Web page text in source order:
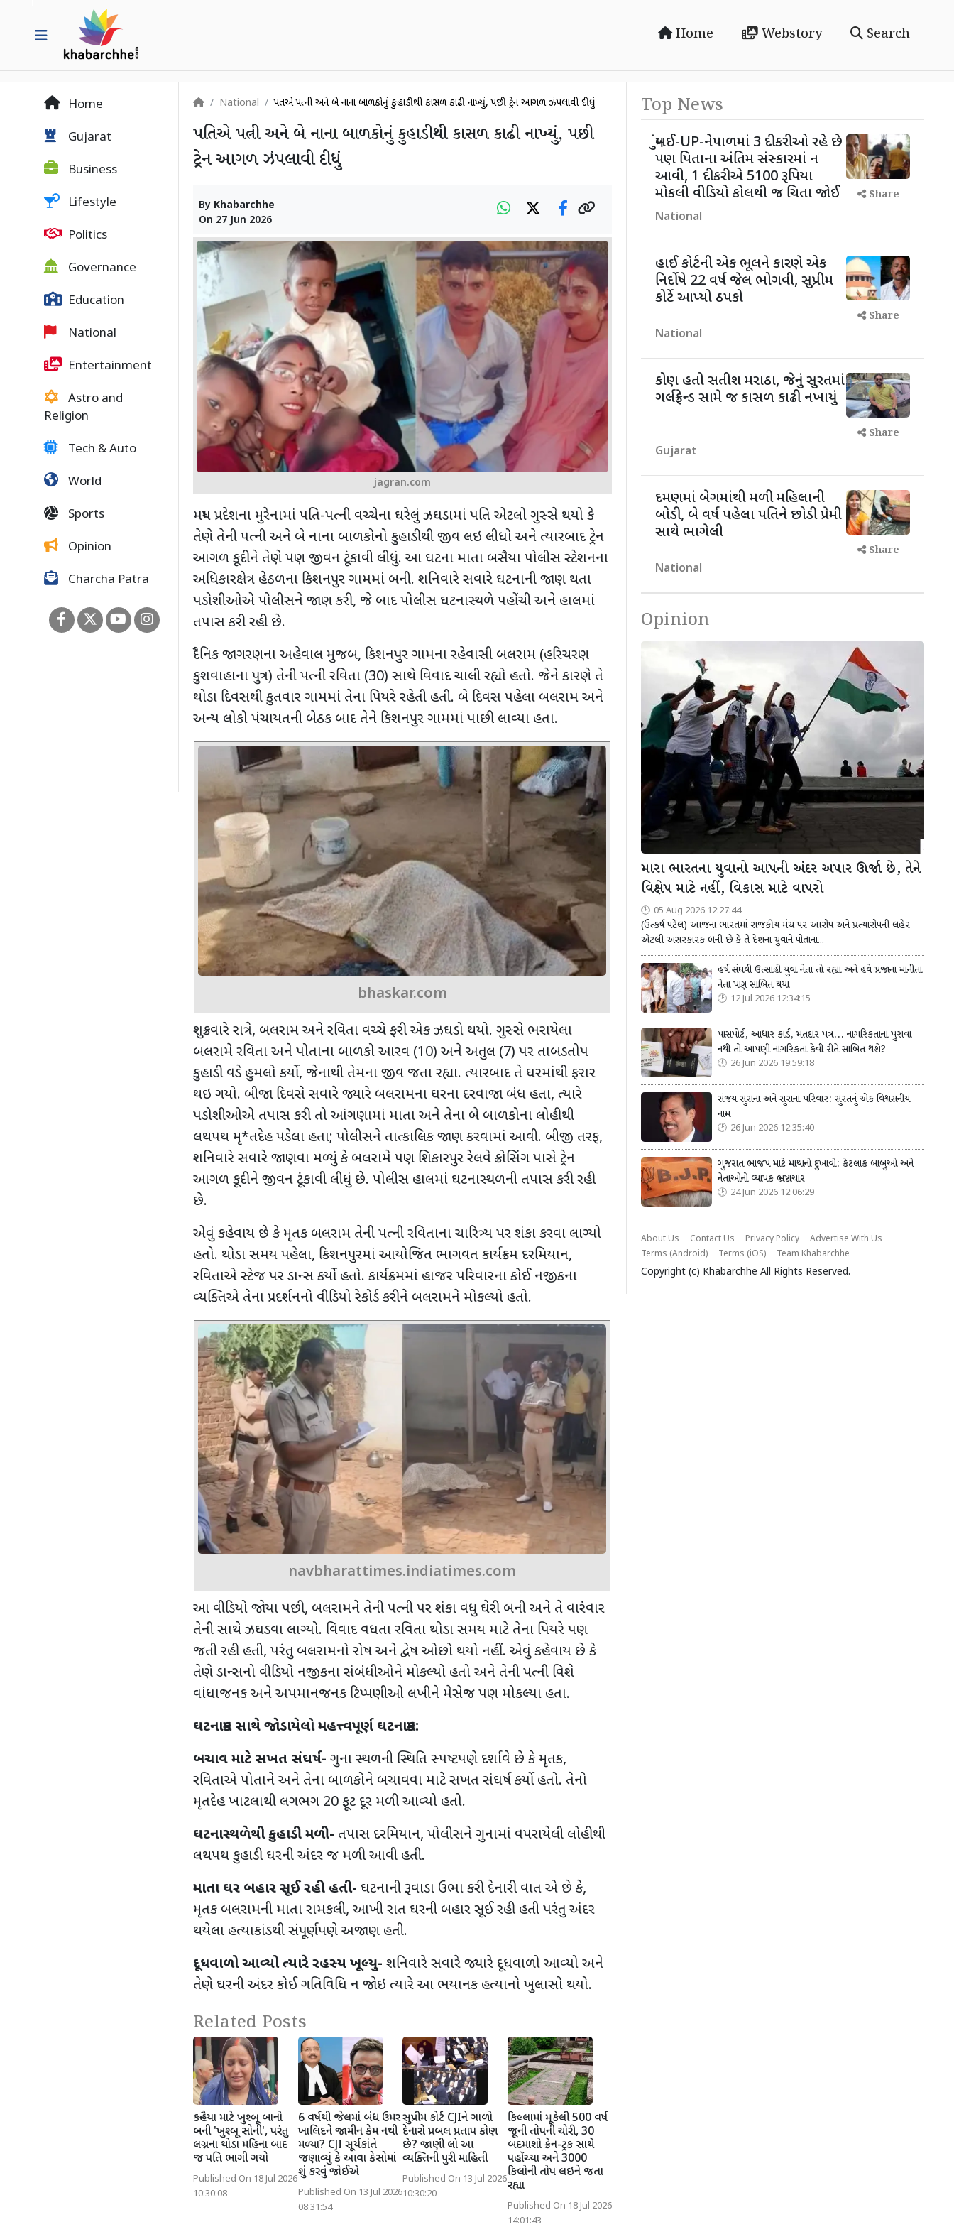
Home Webstory Search
Home
Gujarat
Business
Lifestyle
Politics
Governance
Education
National
Entertainment
Astro and
Religion
Tech & Auto
World
Sports
Opinion
Charcha Patra
National પતિએ પત્ની અને બે નાના બાળકોનું કુહાડીથી કાસળ કાઢી નાખ્યું, પછી ટ્રેન આગળ ઝંપલાવી દીધું
પતિએ પત્ની અને બે નાના બાળકોનું કુહાડીથી કાસળ કાઢી નાખ્યું, પછી
ટ્રેન આગળ ઝંપલાવી દીધું
By Khabarchhe
On 27 Jun 2026
jagran.com
મધ્ય પ્રદેશના મુરેનામાં પતિ-પત્ની વચ્ચેના ઘરેલું ઝઘડામાં પતિ એટલો ગુસ્સે થયો કે
તેણે તેની પત્ની અને બે નાના બાળકોનો કુહાડીથી જીવ લઇ લીધો અને ત્યારબાદ ટ્રેન
આગળ કૂદીને તેણે પણ જીવન ટૂંકાવી લીધું. આ ઘટના માતા બસૈયા પોલીસ સ્ટેશનના
અધિકારક્ષેત્ર હેઠળના કિશનપુર ગામમાં બની. શનિવારે સવારે ઘટનાની જાણ થતા
પડોશીઓએ પોલીસને જાણ કરી, જે બાદ પોલીસ ઘટનાસ્થળે પહોંચી અને હાલમાં
તપાસ કરી રહી છે.
દૈનિક જાગરણના અહેવાલ મુજબ, કિશનપુર ગામના રહેવાસી બલરામ (હરિચરણ
કુશવાહાના પુત્ર) તેની પત્ની રવિતા (30) સાથે વિવાદ ચાલી રહ્યો હતો. જેને કારણે તે
થોડા દિવસથી કુતવાર ગામમાં તેના પિયરે રહેતી હતી. બે દિવસ પહેલા બલરામ અને
અન્ય લોકો પંચાયતની બેઠક બાદ તેને કિશનપુર ગામમાં પાછી લાવ્યા હતા.
bhaskar.com
શુક્રવારે રાત્રે, બલરામ અને રવિતા વચ્ચે ફરી એક ઝઘડો થયો. ગુસ્સે ભરાયેલા
બલરામે રવિતા અને પોતાના બાળકો આરવ (10) અને અતુલ (7) પર તાબડતોપ
કુહાડી વડે હુમલો કર્યો, જેનાથી તેમના જીવ જતા રહ્યા. ત્યારબાદ તે ઘરમાંથી ફરાર
થઇ ગયો. બીજા દિવસે સવારે જ્યારે બલરામના ઘરના દરવાજા બંધ હતા, ત્યારે
પડોશીઓએ તપાસ કરી તો આંગણામાં માતા અને તેના બે બાળકોના લોહીથી
લથપથ મૃ*તદેહ પડેલા હતા; પોલીસને તાત્કાલિક જાણ કરવામાં આવી. બીજી તરફ,
શનિવારે સવારે જાણવા મળ્યું કે બલરામે પણ શિકારપુર રેલવે ક્રોસિંગ પાસે ટ્રેન
આગળ કૂદીને જીવન ટૂંકાવી લીધું છે. પોલીસ હાલમાં ઘટનાસ્થળની તપાસ કરી રહી
છે.
એવું કહેવાય છે કે મૃતક બલરામ તેની પત્ની રવિતાના ચારિત્ર્ય પર શંકા કરવા લાગ્યો
હતો. થોડા સમય પહેલા, કિશનપુરમાં આયોજિત ભાગવત કાર્યક્રમ દરમિયાન,
રવિતાએ સ્ટેજ પર ડાન્સ કર્યો હતો. કાર્યક્રમમાં હાજર પરિવારના કોઈ નજીકના
વ્યક્તિએ તેના પ્રદર્શનનો વીડિયો રેકોર્ડ કરીને બલરામને મોકલ્યો હતો.
navbharattimes.indiatimes.com
આ વીડિયો જોયા પછી, બલરામને તેની પત્ની પર શંકા વધુ ઘેરી બની અને તે વારંવાર
તેની સાથે ઝઘડવા લાગ્યો. વિવાદ વધતા રવિતા થોડા સમય માટે તેના પિયરે પણ
જતી રહી હતી, પરંતુ બલરામનો રોષ અને દ્વેષ ઓછો થયો નહીં. એવું કહેવાય છે કે
તેણે ડાન્સનો વીડિયો નજીકના સંબંધીઓને મોકલ્યો હતો અને તેની પત્ની વિશે
વાંધાજનક અને અપમાનજનક ટિપ્પણીઓ લખીને મેસેજ પણ મોકલ્યા હતા.
ઘટનાક્રમ સાથે જોડાયેલો મહત્ત્વપૂર્ણ ઘટનાક્રમ:
બચાવ માટે સખત સંઘર્ષ- ગુના સ્થળની સ્થિતિ સ્પષ્ટપણે દર્શાવે છે કે મૃતક,
રવિતાએ પોતાને અને તેના બાળકોને બચાવવા માટે સખત સંઘર્ષ કર્યો હતો. તેનો
મૃતદેહ ખાટલાથી લગભગ 20 ફૂટ દૂર મળી આવ્યો હતો.
ઘટનાસ્થળેથી કુહાડી મળી- તપાસ દરમિયાન, પોલીસને ગુનામાં વપરાયેલી લોહીથી
લથપથ કુહાડી ઘરની અંદર જ મળી આવી હતી.
માતા ઘર બહાર સૂઈ રહી હતી- ઘટનાની રૂવાડા ઉભા કરી દેનારી વાત એ છે કે,
મૃતક બલરામની માતારામકલી, આખી રાત ઘરની બહાર સૂઈ રહી હતી પરંતુ અંદર
થયેલા હત્યાકાંડથી સંપૂર્ણપણે અજાણ હતી.
દૂધવાળો આવ્યો ત્યારે રહસ્ય ખૂલ્યુ- શનિવારે સવારે જ્યારે દૂધવાળો આવ્યો અને
તેણે ઘરની અંદર કોઈ ગતિવિધિ ન જોઇ ત્યારે આ ભયાનક હત્યાનો ખુલાસો થયો.
Related Posts
કન્હૈયા માટે ખુશ્બૂ બાનો
બની 'ખુશ્બૂ સોની', પરંતુ
લગ્નના થોડા મહિના બાદ
જ પતિ ભાગી ગયો
Published On 18 Jul 2026
10:30:08
6 વર્ષથી જેલમાં બંધ ઉમર
ખાલિદને જામીન કેમ નથી
મળ્યા? CJI સૂર્યકાંતે
જણાવ્યું કે આવા કેસોમાં
શું કરવું જોઈએ
Published On 13 Jul 2026
08:31:54
સુપ્રીમ કોર્ટ CJIને ગાળો
દેનારો પ્રબલ પ્રતાપ કોણ
છે? જાણી લો આ
વ્યક્તિની પુરી માહિતી
Published On 13 Jul 2026
10:30:20
કિલ્લામાં મૂકેલી 500 વર્ષ
જૂની તોપની ચોરી, 30
બદમાશો ક્રેન-ટ્રક સાથે
પહોંચ્યા અને 3000
કિલોની તોપ લઇને જતા
રહ્યા
Published On 18 Jul 2026
14:01:43
Top News
મુંબઈ-UP-નેપાળમાં 3 દીકરીઓ રહે છે
પણ પિતાના અંતિમ સંસ્કારમાં ન
આવી, 1 દીકરીએ 5100 રૂપિયા
મોકલી વીડિયો કોલથી જ ચિતા જોઈ
National
Share
હાઈ કોર્ટની એક ભૂલને કારણે એક
નિર્દોષે 22 વર્ષ જેલ ભોગવી, સુપ્રીમ
કોર્ટે આપ્યો ઠપકો
National
Share
કોણ હતો સતીશ મરાઠા, જેનું સુરતમાં
ગર્લફ્રેન્ડ સામે જ કાસળ કાઢી નખાયું
Gujarat
Share
દમણમાં બેગમાંથી મળી મહિલાની
બોડી, બે વર્ષ પહેલા પતિને છોડી પ્રેમી
સાથે ભાગેલી
National
Share
Opinion
મારા ભારતના યુવાનો આપની અંદર અપાર ઊર્જા છે, તેને
વિક્ષેપ માટે નહીં, વિકાસ માટે વાપરો
05 Aug 2026 12:27:44
(ઉત્કર્ષ પટેલ) આજના ભારતમાં રાજકીય મંચ પર આરોપ અને પ્રત્યારોપની લહેર
એટલી અસરકારક બની છે કે તે દેશના યુવાને પોતાના...
હર્ષ સંઘવી ઉત્સાહી યુવા નેતા તો રહ્યા અને હવે પ્રજાના માનીતા
નેતા પણ સાબિત થયા
12 Jul 2026 12:34:15
પાસપોર્ટ, આધાર કાર્ડ, મતદાર પત્ર... નાગરિકતાના પુરાવા
નથી તો આપણી નાગરિકતા કેવી રીતે સાબિત થશે?
26 Jun 2026 19:59:18
સંજય સુરાના અને સુરાના પરિવાર: સુરતનું એક વિશ્વસનીય
નામ
26 Jun 2026 12:35:40
ગુજરાત ભાજપ માટે માથાનો દુખાવો: કેટલાક બાબુઓ અને
નેતાઓનો વ્યાપક ભ્રષ્ટાચાર
24 Jun 2026 12:06:29
About Us Contact Us Privacy Policy
Advertise With Us
Terms (Android)
Terms (iOS) Team Khabarchhe
Copyright (c) Khabarchhe All Rights Reserved.